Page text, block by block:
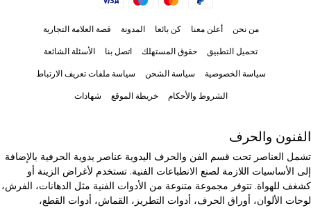
من نحن أعلن معنا كن بائعا المدونة قصة العلامة التجارية
تحميل التطبيق حقوق المستهلك اتصل بنا الأسئلة الشائعة
سياسة الخصوصية سياسة الشحن سياسة ملفات تعريف الارتباط
الشروط والأحكام خريطة الموقع شهادات
الفنون والحرف
تشمل العناصر تحت قسم الفن والحرف اليدوية عناصر يدوية الحرفية بالإضافة
إلى الأساسيات اللازمة لصنع الانطباعات الفنية. تستخدم لأغراض الزينة أو
كشغف للهواة. تتوفر مجموعة متنوعة من الأدوات الفنية مثل الدهانات، الفرش،
لوحات الألوان، أوراق الحرف، أدوات التطريز، القماش، أدوات القطع،